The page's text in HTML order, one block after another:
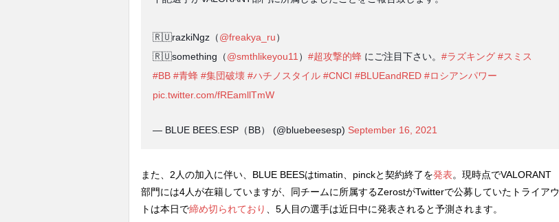
🇷🇺razkiNgz（@freakya_ru）
🇷🇺something（@smthlikeyou11 ） #超攻撃的蜂 にご注目下さい。 #ラズキング #スミス
#BB #青蜂 #集団破壊 #ハチノスタイル #CNCI #BLUEandRED #ロシアンパワー
pic.twitter.com/fREamllTmW
— BLUE BEES.ESP（BB） (@bluebeesesp) September 16, 2021
また、2人の加入に伴い、BLUE BEESはtimatin、pinckと契約終了を発表。現時点でVALORANT
部門には4人が在籍していますが、同チームに所属するZerostがTwitterで公募していたトライアウ
トは本日で締め切られており 、5人目の選手は近日中に発表されると予測されます。